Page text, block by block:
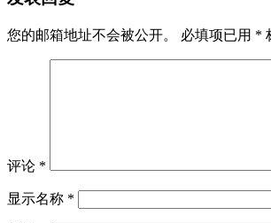
您的邮箱地址不会被公开。 必填项已用 *
评论 *
显示名称 *